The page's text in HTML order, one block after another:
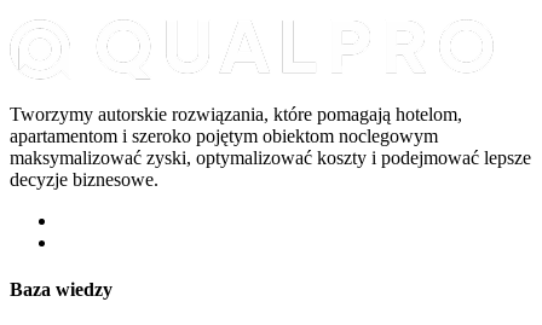
Tworzymy autorskie rozwiązania, które pomagają hotelom,
apartamentom i szeroko pojętym obiektom noclegowym
maksymalizować zyski, optymalizować koszty i podejmować lepsze
decyzje biznesowe.
Baza wiedzy